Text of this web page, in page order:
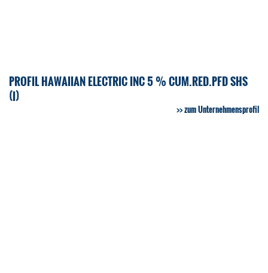
PROFIL HAWAIIAN ELECTRIC INC 5 % CUM.RED.PFD SHS
(I)
zum Unternehmensprofil